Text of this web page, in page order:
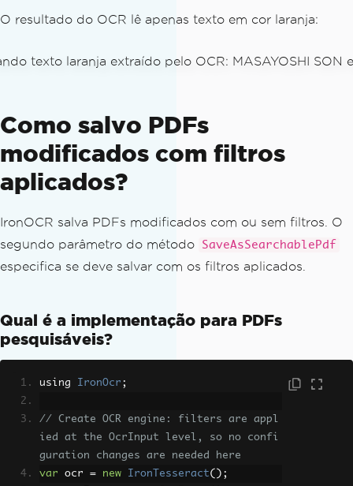
O resultado do OCR lê apenas texto em cor laranja:
Como salvo PDFs
modificados com filtros
aplicados?
IronOCR salva PDFs modificados com ou sem filtros. O
segundo parâmetro do método
SaveAsSearchablePdf
especifica se deve salvar com os filtros aplicados.
Qual é a implementação para PDFs
pesquisáveis?
using IronOcr ;
// Create OCR engine: filters are appl
ied at the OcrInput level, so no confi
guration changes are needed here
var ocr = new IronTesseract();